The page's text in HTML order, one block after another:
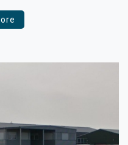
zijn, leggen we je uit.
De reden waarom men